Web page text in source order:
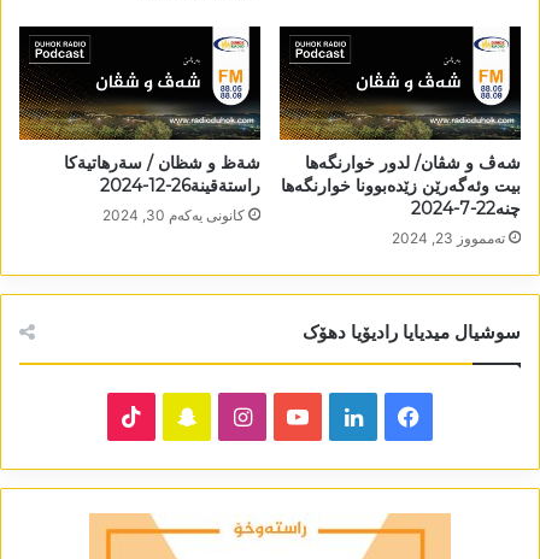
شەڤ و شڤان/ لدور خوارنگەھا
بیت وئەگەرێن زێدەبوونا خوارنگەھا
چنە22-7-2024
تەممووز 23, 2024
شةظ و شظان / سةرهاتيةكا
راستةقينة26-12-2024
كانونی یه‌كه‌م 30, 2024
سوشیال میدیایا رادیۆیا دھۆک
Facebook
LinkedIn
YouTube
Instagram
Snapchat